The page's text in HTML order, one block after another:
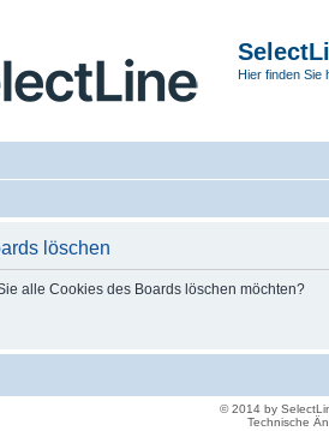
Hier finden Sie
löschen
alle Cookies des Boards löschen möchten?
© 2014 by
Technische